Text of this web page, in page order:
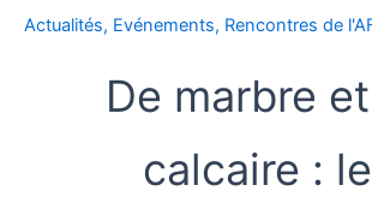
Actualités, Evénements, Rencontres de
De marbre
calcaire :